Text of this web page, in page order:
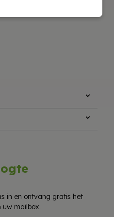
in en ontvang gratis het
uw mailbox.